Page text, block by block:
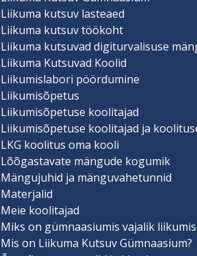
Liikuma kutsuv lasteaed
Liikuma kutsuv töökoht
Liikuma kutsuvad digiturvalisuse
Liikuma Kutsuvad Koolid
Liikumislabori pöördumine
Liikumisõpetus
Liikumisõpetuse koolitajad
Liikumisõpetuse koolitajad ja
LKG koolitus oma kooli
Lõõgastavate mängude kogumik
Mängujuhid ja mänguvahetunnid
Materjalid
Meie koolitajad
Miks on gümnaasiumis vajalik
Mis on Liikuma Kutsuv Gümnaasium?